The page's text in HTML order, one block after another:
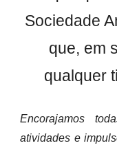
Sociedade
que, em
qualquer
Encorajamos
atividades e